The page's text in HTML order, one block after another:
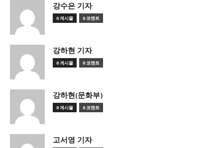
강수은 기자
0 게시물 0 코멘트
강하현 기자
0 게시물 0 코멘트
강하현(문화부)
0 게시물 0 코멘트
고서영 기자